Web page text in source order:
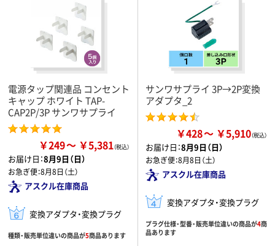
電源タップ関連品 コンセント
キャップ ホワイト TAP-
CAP2P/3P サンワサプライ
￥249 ￥5,381
お届け日：8月9日（日）
お急ぎ便：8月8日（土）
アスクル在庫商品
変換アダプタ・変換プラグ
種類・販売単位違いの商品が5商品あります
サンワサプライ 3P→2P変換
アダプタ_2
￥428 ￥5,910
お届け日：8月9日（日）
お急ぎ便：8月8日（土）
アスクル在庫商品
変換アダプタ・変換プラグ
プラグ仕様・型番・販売単位違いの商品が4商
品あります